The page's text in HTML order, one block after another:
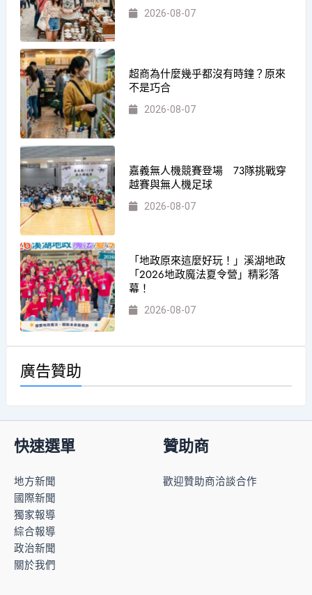
2026-08-07
超商為什麼幾乎都沒有時鐘？原來
不是巧合
2026-08-07
嘉義無人機競賽登場 73隊挑戰穿
越賽與無人機足球
2026-08-07
「地政原來這麼好玩！」溪湖地政
「2026地政魔法夏令營」精彩落
幕！
2026-08-07
廣告贊助
快速選單
地方新聞
國際新聞
獨家報導
綜合報導
政治新聞
關於我們
贊助商
歡迎贊助商洽談合作